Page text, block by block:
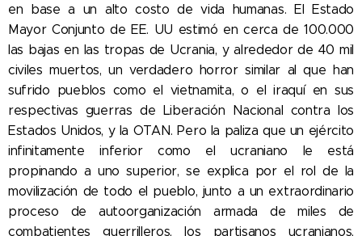
en base a un alto costo de vida humanas. El Estado
Mayor Conjunto de EE. UU estimó en cerca de 100.000
las bajas en las tropas de Ucrania, y alrededor de 40 mil
civiles muertos, un verdadero horror similar al que han
sufrido pueblos como el vietnamita, o el iraquí en sus
respectivas guerras de Liberación Nacional contra los
Estados Unidos, y la OTAN. Pero la paliza que un ejército
infinitamente inferior como el ucraniano le está
propinando a uno superior, se explica por el rol de la
movilización de todo el pueblo, junto a un extraordinario
proceso de autoorganización armada de miles de
combatientes guerrilleros, los partisanos ucranianos,